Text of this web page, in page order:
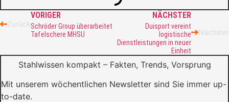
Zurück
VORIGER
Schröder Group überarbeitet
Tafelschere MHSU
NÄCHSTER
Duisport vereint
logistische
Dienstleistungen in neuer
Einheit
Nächster
Stahlwissen kompakt – Fakten, Trends, Vorsprung
Mit unserem wöchentlichen Newsletter sind Sie immer up-
to-date.